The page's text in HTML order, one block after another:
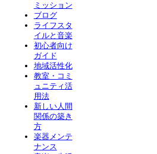
ミッション
ブログ
ライフスタ
イルと音楽
初心者向け
ガイド
地域活性化
教室・コミ
ュニティ活
用法
新しい人間
関係の築き
方
楽器メンテ
ナンス